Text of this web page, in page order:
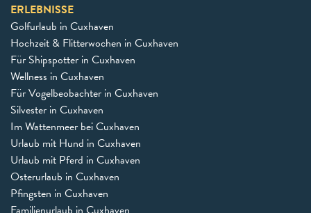
ERLEBNISSE
Golfurlaub in Cuxhaven
Hochzeit & Flitterwochen in Cuxhaven
Für Shipspotter in Cuxhaven
Wellness in Cuxhaven
Für Vogelbeobachter in Cuxhaven
Silvester in Cuxhaven
Im Wattenmeer bei Cuxhaven
Urlaub mit Hund in Cuxhaven
Urlaub mit Pferd in Cuxhaven
Osterurlaub in Cuxhaven
Pfingsten in Cuxhaven